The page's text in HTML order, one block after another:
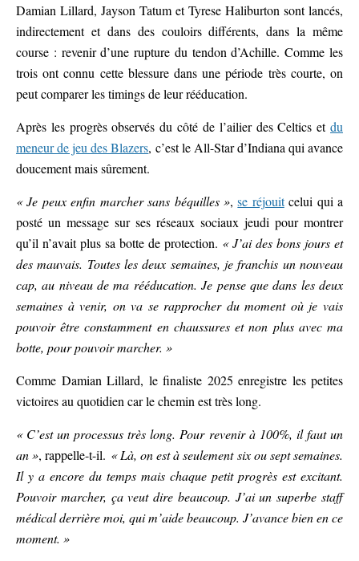
Damian Lillard, Jayson Tatum et Tyrese Haliburton sont lancés,
indirectement et dans des couloirs différents, dans la même
course : revenir d’une rupture du tendon d’Achille. Comme les
trois ont connu cette blessure dans une période très courte, on
peut comparer les timings de leur rééducation.
Après les progrès observés du côté de l’ailier des Celtics et du
meneur de jeu des Blazers, c’est le All-Star d’Indiana qui avance
doucement mais sûrement.
« Je peux enfin marcher sans béquilles »,se réjouitcelui qui a
posté un message sur ses réseaux sociaux jeudi pour montrer
qu’il n’avait plus sa botte de protection. « J’ai des bons jours et
des mauvais. Toutes les deux semaines, je franchis un nouveau
cap, au niveau de ma rééducation. Je pense que dans les deux
semaines à venir, on va se rapprocher du moment où je vais
pouvoir être constamment en chaussures et non plus avec ma
botte, pour pouvoir marcher. »
Comme Damian Lillard, le finaliste 2025 enregistre les petites
victoires au quotidien car le chemin est très long.
« C’est un processus très long. Pour revenir à 100%, il faut un
an », rappelle-t-il. « Là, on est à seulement six ou sept semaines.
Il y a encore du temps mais chaque petit progrès est excitant.
Pouvoir marcher, ça veut dire beaucoup. J’ai un superbe staff
médical derrière moi, qui m’aide beaucoup. J’avance bien en ce
moment. »